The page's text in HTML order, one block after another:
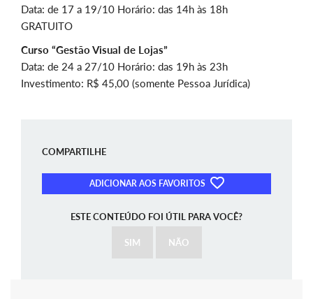
Data: de 17 a 19/10 Horário: das 14h às 18h
GRATUITO
Curso “Gestão Visual de Lojas”
Data: de 24 a 27/10 Horário: das 19h às 23h
Investimento: R$ 45,00 (somente Pessoa Jurídica)
COMPARTILHE
ADICIONAR AOS FAVORITOS
ESTE CONTEÚDO FOI ÚTIL PARA VOCÊ?
SIM NÃO